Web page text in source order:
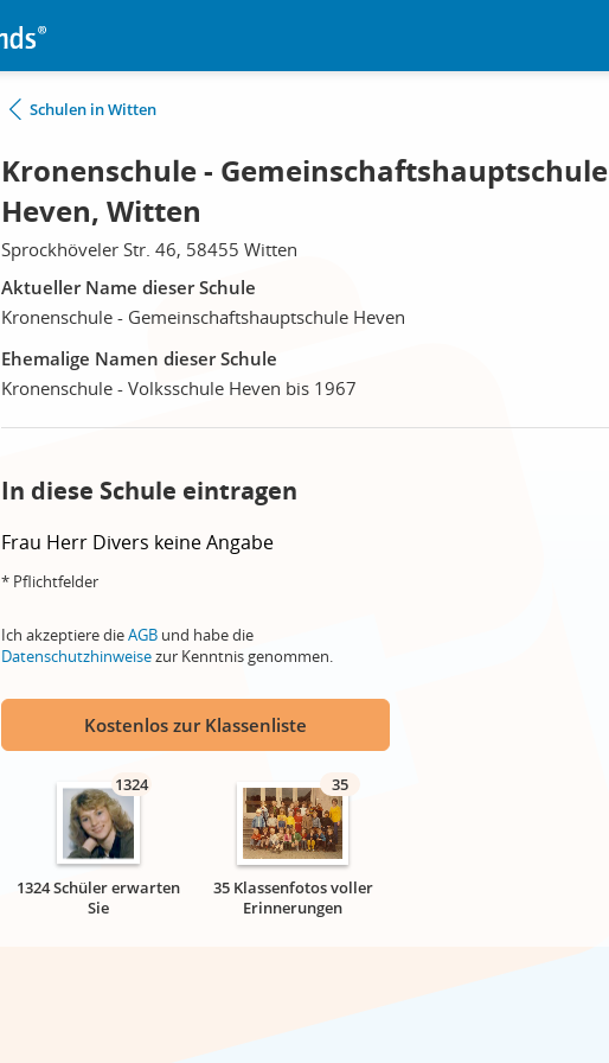
Schulen in Witten
Kronenschule - Gemeinschaftshauptschule
Heven, Witten
Sprockhöveler Str. 46, 58455 Witten
Aktueller Name dieser Schule
Kronenschule - Gemeinschaftshauptschule Heven
Ehemalige Namen dieser Schule
Kronenschule - Volksschule Heven bis 1967
In diese Schule eintragen
Frau Herr Divers keine Angabe
* Pflichtfelder
Ich akzeptiere dieAGB und habe die
Datenschutzhinweisezur Kenntnis genommen.
Kostenlos zur Klassenliste
1324
1324 Schüler erwarten
Sie
35
35 Klassenfotos voller
Erinnerungen